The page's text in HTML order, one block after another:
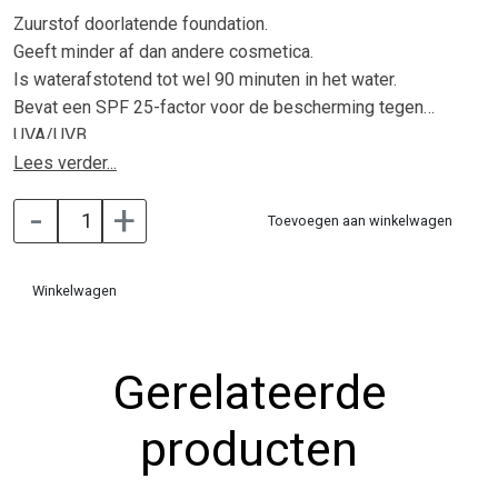
Zuurstof doorlatende foundation.
Geeft minder af dan andere cosmetica.
Is waterafstotend tot wel 90 minuten in het water.
Bevat een SPF 25-factor voor de bescherming tegen
UVA/UVB.
Er wordt gebruik gemaakt van kalmerende, herstellende
Lees verder...
- + Toevoegen aan winkelwagen
Winkelwagen
Gerelateerde
producten